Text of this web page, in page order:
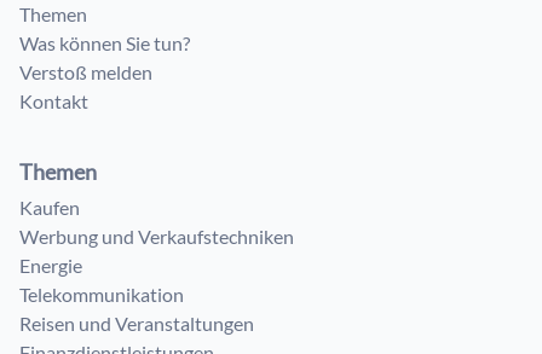
Themen
Was können Sie tun?
Verstoß melden
Kontakt
Themen
Kaufen
Werbung und Verkaufstechniken
Energie
Telekommunikation
Reisen und Veranstaltungen